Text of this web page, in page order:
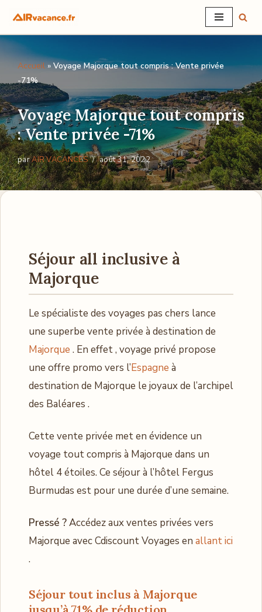
Aller
au
contenu
Accueil»Voyage Majorque tout compris : Vente privée
-71%
Voyage Majorque tout compris
: Vente privée -71%
parAIR VACANCES août 31, 2022
Séjour all inclusive à
Majorque
Le spécialiste des voyages pas chers lance
une superbe vente privée à destination de
Majorque . En effet , voyage privé propose
une offre promo vers l’Espagne à
destination de Majorque le joyaux de l’archipel
des Baléares .
Cette vente privée met en évidence un
voyage tout compris à Majorque dans un
hôtel 4 étoiles. Ce séjour à l’hôtel Fergus
Burmudas est pour une durée d’une semaine.
Pressé ?Accédez aux ventes privées vers
Majorque avec Cdiscount Voyages en allant ici
.
Séjour tout inclus à Majorque